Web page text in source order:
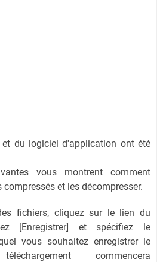
du logiciel d'application ont été
vous montrent comment
et les décompresser.
fichiers, cliquez sur le lien du
[Enregistrer] et spécifiez le
vous souhaitez enregistrer le
commencera